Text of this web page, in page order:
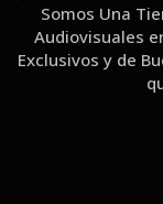
Somos Una
Audiovisuales
Exclusivos y de